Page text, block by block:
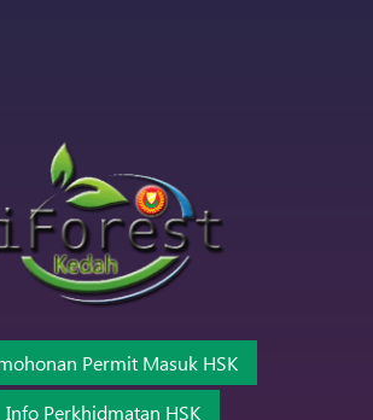
Permit Masuk HSK
Info Perkhidmatan HSK